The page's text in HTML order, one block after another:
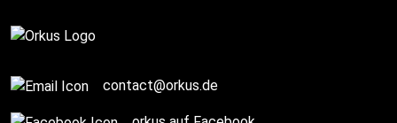
contact@orkus.de